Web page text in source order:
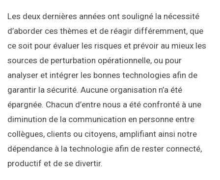
Les deux dernières années ont souligné la nécessité
d’aborder ces thèmes et de réagir différemment, que
ce soit pour évaluer les risques et prévoir au mieux les
sources de perturbation opérationnelle, ou pour
analyser et intégrer les bonnes technologies afin de
garantir la sécurité. Aucune organisation n’a été
épargnée. Chacun d’entre nous a été confronté à une
diminution de la communication en personne entre
collègues, clients ou citoyens, amplifiant ainsi notre
dépendance à la technologie afin de rester connecté,
productif et de se divertir.